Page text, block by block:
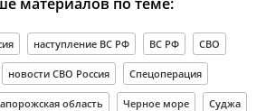
наступление ВС РФ ВС РФ СВО
новости СВО Россия Спецоперация
область Черное море Суджа